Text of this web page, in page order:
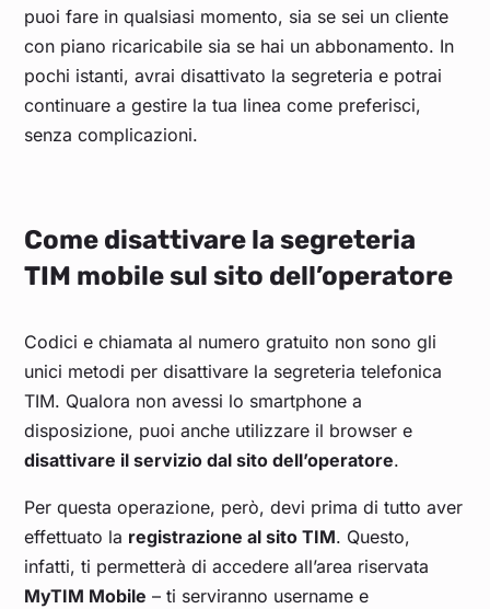
puoi fare in qualsiasi momento, sia se sei un cliente
con piano ricaricabile sia se hai un abbonamento. In
pochi istanti, avrai disattivato la segreteria e potrai
continuare a gestire la tua linea come preferisci,
senza complicazioni.
Come disattivare la segreteria
TIM mobile sul sito dell’operatore
Codici e chiamata al numero gratuito non sono gli
unici metodi per disattivare la segreteria telefonica
TIM. Qualora non avessi lo smartphone a
disposizione, puoi anche utilizzare il browser e
disattivare il servizio dal sito dell’operatore.
Per questa operazione, però, devi prima di tutto aver
effettuato la registrazione al sito TIM. Questo,
infatti, ti permetterà di accedere all’area riservata
MyTIM Mobile – ti serviranno username e